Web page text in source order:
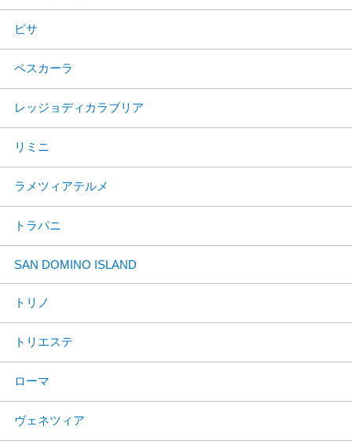
ピサ
ペスカーラ
レッジョディカラブリア
リミニ
ラメツィアテルメ
トラパニ
SAN DOMINO ISLAND
トリノ
トリエステ
ローマ
ヴェネツィア